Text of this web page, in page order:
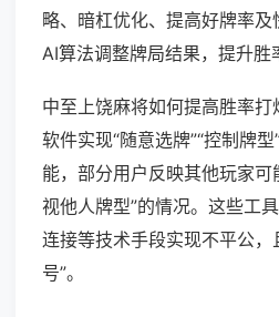
略、暗杠优化、提高好牌率
AI算法调整牌局结果，提升胜
中至上饶麻将如何提高胜率
软件实现“随意选牌”“控制牌
能，部分用户反映其他玩家可
视他人牌型”的情况。这些工
连接等技术手段实现不平公，
号”。